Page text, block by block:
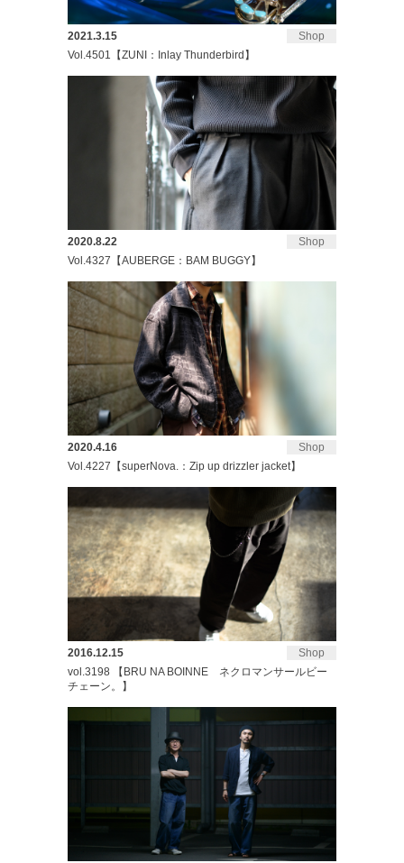
Shop
2021.3.15
Vol.4501【ZUNI：Inlay Thunderbird】
Shop
2020.8.22
Vol.4327【AUBERGE：BAM BUGGY】
Shop
2020.4.16
Vol.4227【superNova.：Zip up drizzler jacket】
Shop
2016.12.15
vol.3198 【BRU NA BOINNE ネクロマンサールビー
チェーン。】